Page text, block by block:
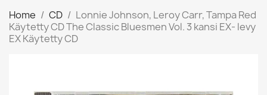
Home CD
Lonnie Johnson, Leroy Carr, Tampa Red
Käytetty CD The Classic Bluesmen Vol. 3 kansi EX- levy
EX Käytetty CD